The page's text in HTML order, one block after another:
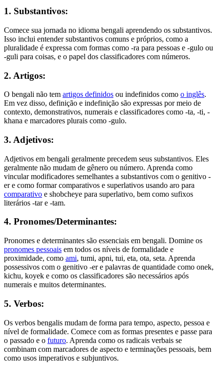
1. Substantivos:
Comece sua jornada no idioma bengali aprendendo os substantivos.
Isso inclui entender substantivos comuns e próprios, como a
pluralidade é expressa com formas como -ra para pessoas e -gulo ou
-guli para coisas, e o papel dos classificadores com números.
2. Artigos:
O bengali não tem artigos definidos ou indefinidos como o inglês.
Em vez disso, definição e indefinição são expressas por meio de
contexto, demonstrativos, numerais e classificadores como -ta, -ti, -
khana e marcadores plurais como -gulo.
3. Adjetivos:
Adjetivos em bengali geralmente precedem seus substantivos. Eles
geralmente não mudam de gênero ou número. Aprenda como
vincular modificadores semelhantes a substantivos com o genitivo -
er e como formar comparativos e superlativos usando aro para
comparativo e shobcheye para superlativo, bem como sufixos
literários -tar e -tam.
4. Pronomes/Determinantes:
Pronomes e determinantes são essenciais em bengali. Domine os
pronomes pessoais em todos os níveis de formalidade e
proximidade, como ami, tumi, apni, tui, eta, ota, seta. Aprenda
possessivos com o genitivo -er e palavras de quantidade como onek,
kichu, koyek e como os classificadores são necessários após
numerais e muitos determinantes.
5. Verbos:
Os verbos bengalis mudam de forma para tempo, aspecto, pessoa e
nível de formalidade. Comece com as formas presentes e passe para
o passado e o futuro. Aprenda como os radicais verbais se
combinam com marcadores de aspecto e terminações pessoais, bem
como usos imperativos e subjuntivos.